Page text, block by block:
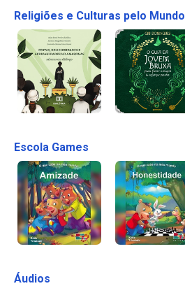
Religiões e Culturas pelo Mundo
Escola Games
Áudios